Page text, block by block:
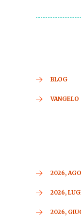
BLOG
VANGELO
2026,
2026,
2026,